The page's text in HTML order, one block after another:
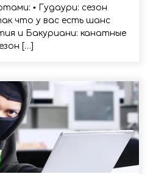
▪️ Гудаури: сезон
что у вас есть шанс
и Бакуриани: канатные
[…]